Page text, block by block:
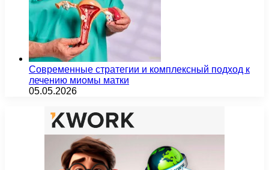
Современные стратегии и комплексный подход к
лечению миомы матки
05.05.2026